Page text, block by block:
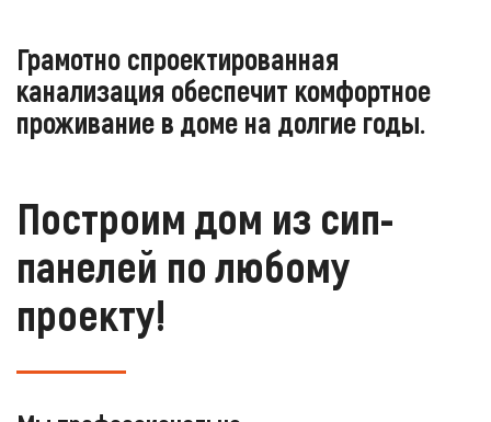
Грамотно спроектированная
канализация обеспечит комфортное
проживание в доме на долгие годы.
Построим дом из сип-
панелей по любому
проекту!